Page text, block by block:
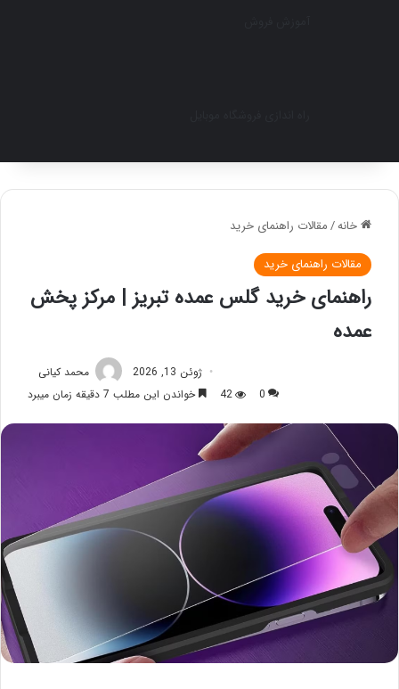
خانه/مقالات راهنمای خرید
مقالات راهنمای خرید
راهنمای خرید گلس عمده تبریز | مرکز پخش
عمده
محمد کیانی
ژوئن 13, 2026
0
42 خواندن این مطلب 7 دقیقه زمان میبرد